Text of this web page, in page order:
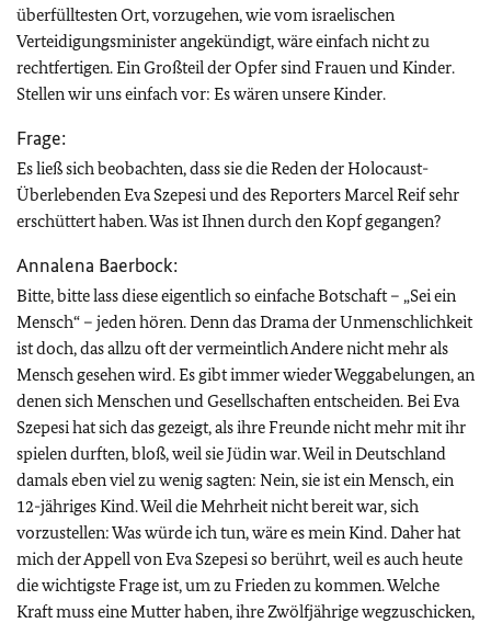
überfülltesten Ort, vorzugehen, wie vom israelischen
Verteidigungsminister angekündigt, wäre einfach nicht zu
rechtfertigen. Ein Großteil der Opfer sind Frauen und Kinder.
Stellen wir uns einfach vor: Es wären unsere Kinder.
Frage:
Es ließ sich beobachten, dass sie die Reden der Holocaust-
Überlebenden Eva Szepesi und des Reporters Marcel Reif sehr
erschüttert haben. Was ist Ihnen durch den Kopf gegangen?
Annalena Baerbock:
Bitte, bitte lass diese eigentlich so einfache Botschaft – „Sei ein
Mensch“ – jeden hören. Denn das Drama der Unmenschlichkeit
ist doch, das allzu oft der vermeintlich Andere nicht mehr als
Mensch gesehen wird. Es gibt immer wieder Weggabelungen, an
denen sich Menschen und Gesellschaften entscheiden. Bei Eva
Szepesi hat sich das gezeigt, als ihre Freunde nicht mehr mit ihr
spielen durften, bloß, weil sie Jüdin war. Weil in Deutschland
damals eben viel zu wenig sagten: Nein, sie ist ein Mensch, ein
12-jähriges Kind. Weil die Mehrheit nicht bereit war, sich
vorzustellen: Was würde ich tun, wäre es mein Kind. Daher hat
mich der Appell von Eva Szepesi so berührt, weil es auch heute
die wichtigste Frage ist, um zu Frieden zu kommen. Welche
Kraft muss eine Mutter haben, ihre Zwölfjährige wegzuschicken,